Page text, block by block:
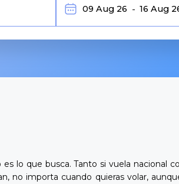
lo que busca. Tanto si vuela
no importa cuando quieras volar,